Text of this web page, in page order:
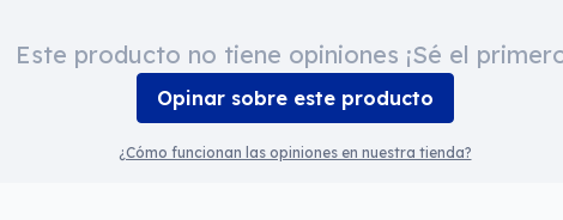
Este producto no tiene opiniones ¡Sé el
Opinar sobre este producto
¿Cómo funcionan las opiniones en nuestra tienda?